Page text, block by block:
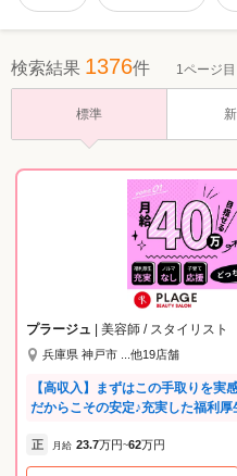
検索結果 1376件 1ページ目
標準
プラージュ | 美容師 / スタイリスト
兵庫県 神戸市 ...他19店舗
【高収入】まずはこの手取りを実
だからこその安定♪充実した福利
正 月給 23.7万円~62万円